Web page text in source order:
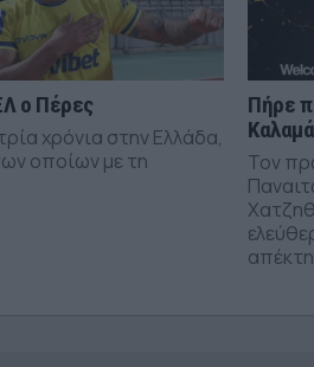
ο Πέρες
χρόνια στην Ελλάδα,
οποίων με τη
Πήρε
Τον